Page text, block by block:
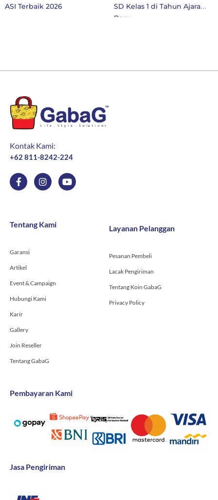
ASI Terbaik 2026
SD Kelas 1 di Tahun Ajaran
Baru
Kontak Kami:
+62 811-8242-224
F
a
c
o
f
I
n
s
g
r
Y
o
u
Tentang Kami
Garansi
Artikel
Event & Campaign
Hubungi Kami
Karir
Gallery
Join Reseller
Tentang GabaG
Layanan Pelanggan
Pesanan Pembeli
Lacak Pengiriman
Tentang Koin GabaG
Privacy Policy
Pembayaran Kami
Jasa Pengiriman